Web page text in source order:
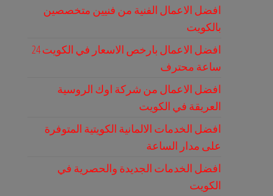
افضل الاعمال الفنية من فنيين متخصصين
بالكويت
افضل الاعمال بارخص الاسعار في الكويت 24
ساعة محترف
افضل الاعمال من شركة اوك الروسية
العريقة في الكويت
افضل الخدمات الالمانية الكويتية المتوفرة
على مدار الساعة
افضل الخدمات الجديدة والحصرية في
الكويت